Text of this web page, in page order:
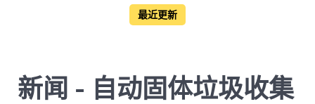
最近更新
新闻 - 自动固体垃圾收集